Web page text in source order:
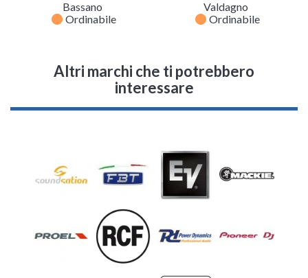
Bassano
fiber_manual_record Ordinabile
Valdagno
fiber_manual_record Ordinabile
Altri marchi che ti potrebbero
interessare